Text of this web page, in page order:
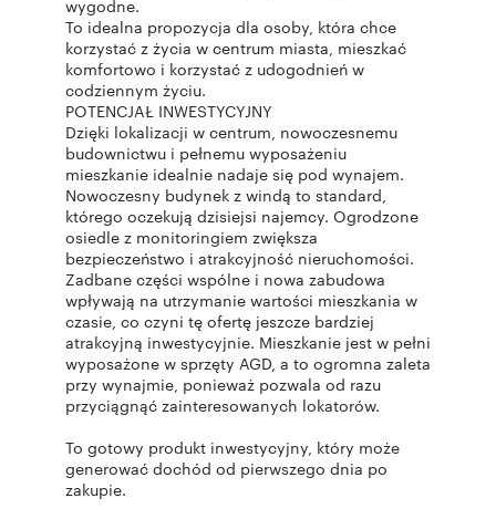
wygodne.
To idealna propozycja dla osoby, która chce
korzystać z życia w centrum miasta, mieszkać
komfortowo i korzystać z udogodnień w
codziennym życiu.
POTENCJAŁ INWESTYCYJNY
Dzięki lokalizacji w centrum, nowoczesnemu
budownictwu i pełnemu wyposażeniu
mieszkanie idealnie nadaje się pod wynajem.
Nowoczesny budynek z windą to standard,
którego oczekują dzisiejsi najemcy. Ogrodzone
osiedle z monitoringiem zwiększa
bezpieczeństwo i atrakcyjność nieruchomości.
Zadbane części wspólne i nowa zabudowa
wpływają na utrzymanie wartości mieszkania w
czasie, co czyni tę ofertę jeszcze bardziej
atrakcyjną inwestycyjnie. Mieszkanie jest w pełni
wyposażone w sprzęty AGD, a to ogromna zaleta
przy wynajmie, ponieważ pozwala od razu
przyciągnąć zainteresowanych lokatorów.
To gotowy produkt inwestycyjny, który może
generować dochód od pierwszego dnia po
zakupie.